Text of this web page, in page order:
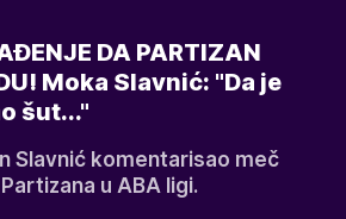
DA PARTIZAN
Moka Slavnić: "Da je
šut..."
Slavnić komentarisao meč
u ABA ligi.